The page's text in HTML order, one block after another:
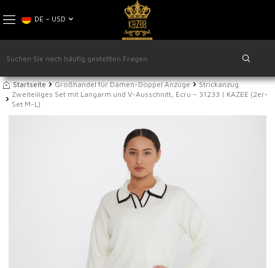
DE − USD
Startseite Großhandel für Damen-Doppel Anzüge
Strickanzug
Zweiteiliges Set mit Langarm und V-Ausschnitt, Ecru – 31233 | KAZEE (2er-
Set M-L)